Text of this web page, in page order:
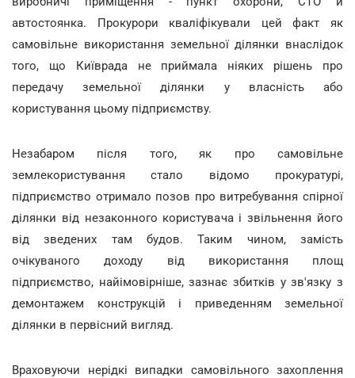
автостоянка. Прокурори кваліфікували цей факт як
самовільне використання земельної ділянки внаслідок
того, що Київрада не приймала ніяких рішень про
передачу земельної ділянки у власність або
користування цьому підприємству.
Незабаром після того, як про самовільне
землекористування стало відомо прокуратурі,
підприємство отримало позов про витребування спірної
ділянки від незаконного користувача і звільнення його
від зведених там будов. Таким чином, замість
очікуваного доходу від використання площ
підприємство, найімовірніше, зазнає збитків у зв'язку з
демонтажем конструкцій і приведенням земельної
ділянки в первісний вигляд.
Враховуючи нерідкі випадки самовільного захоплення